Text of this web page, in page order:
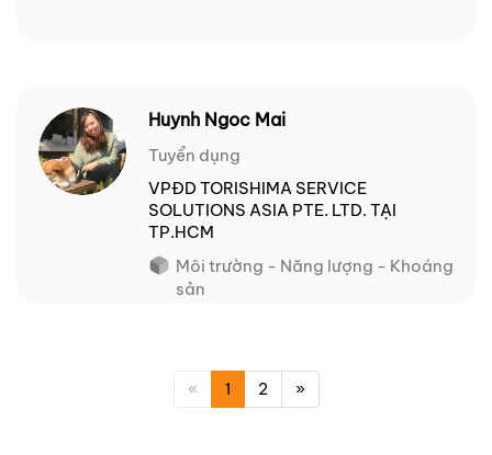
Huynh Ngoc Mai
Tuyển dụng
VPĐD TORISHIMA SERVICE
SOLUTIONS ASIA PTE. LTD. TẠI
TP.HCM
Môi trường - Năng lượng - Khoáng
sản
« 1 2 »